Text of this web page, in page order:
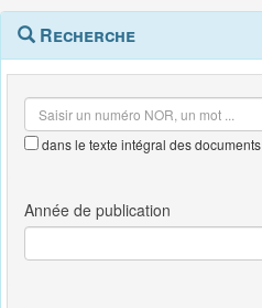
Navigation
outils
Menu
contextuel
Recherche
dans le texte intégral des documents